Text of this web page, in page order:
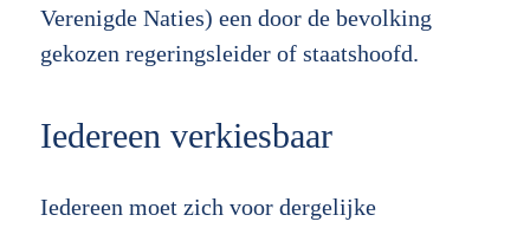
Verenigde Naties) een door de bevolking
gekozen regeringsleider of staatshoofd.
Iedereen verkiesbaar
Iedereen moet zich voor dergelijke